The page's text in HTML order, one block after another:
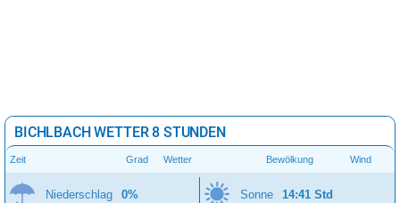
BICHLBACH WETTER 8 STUNDEN
Zeit Grad Wetter Bewölkung Wind
Niederschlag 0% Sonne 14:41 Std